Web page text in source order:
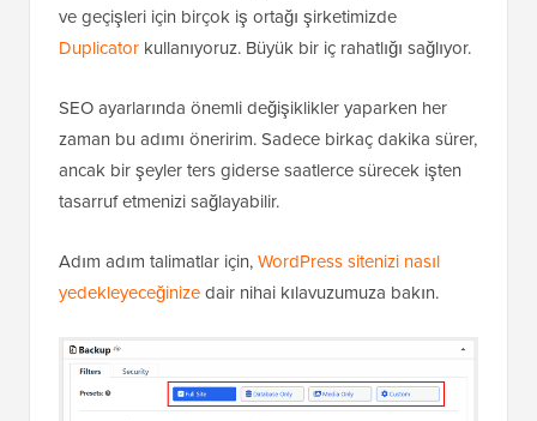
ve geçişleri için birçok iş ortağı şirketimizde
Duplicator kullanıyoruz. Büyük bir iç rahatlığı sağlıyor.
SEO ayarlarında önemli değişiklikler yaparken her
zaman bu adımı öneririm. Sadece birkaç dakika sürer,
ancak bir şeyler ters giderse saatlerce sürecek işten
tasarruf etmenizi sağlayabilir.
Adım adım talimatlar için,WordPress sitenizi nasıl
yedekleyeceğinizedair nihai kılavuzumuza bakın.